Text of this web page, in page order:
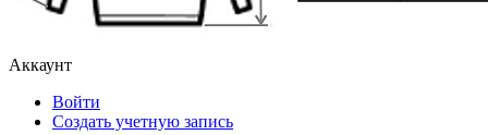
Аккаунт
Войти
Создать учетную запись